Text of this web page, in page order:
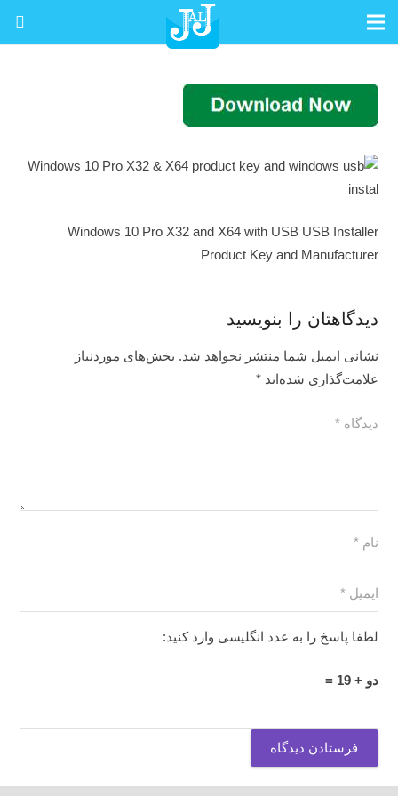
Windows 10 Pro X32 and X64 with USB USB Installer
Product Key and Manufacturer
دیدگاهتان را بنویسید
نشانی ایمیل شما منتشر نخواهد شد. بخش‌های موردنیاز
علامت‌گذاری شده‌اند*
لطفا پاسخ را به عدد انگلیسی وارد کنید:
دو + 19 =
فرستادن دیدگاه